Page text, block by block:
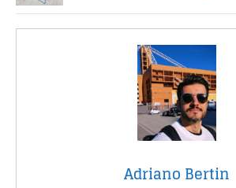
Adriano Bertin